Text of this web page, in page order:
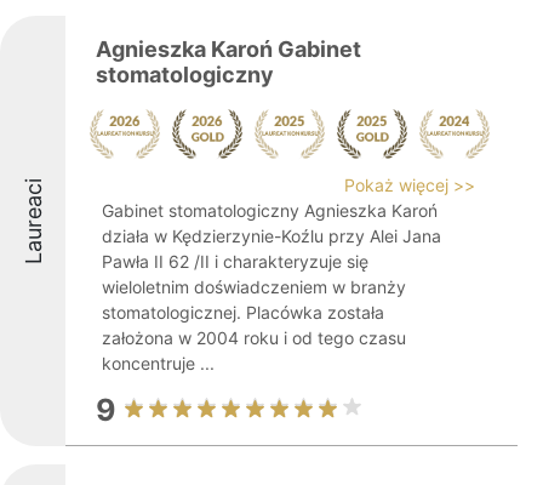
Laureaci
Agnieszka Karoń Gabinet
stomatologiczny
Pokaż więcej >>
Gabinet stomatologiczny Agnieszka Karoń
działa w Kędzierzynie-Koźlu przy Alei Jana
Pawła II 62 /II i charakteryzuje się
wieloletnim doświadczeniem w branży
stomatologicznej. Placówka została
założona w 2004 roku i od tego czasu
koncentruje ...
9